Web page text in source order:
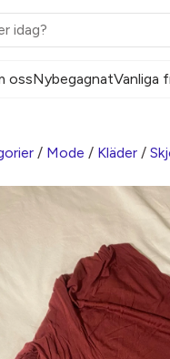
ossNybegagnatVanliga
/ Mode / Kläder /